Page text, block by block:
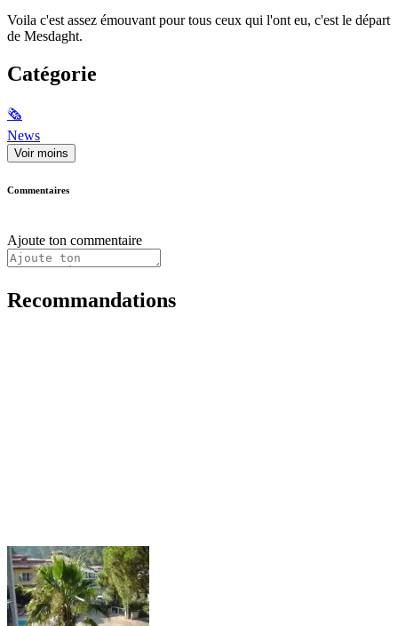
Voila c'est assez émouvant pour tous ceux qui l'ont eu, c'est le départ
de Mesdaght.
Catégorie
🗞
News
Voir moins
Commentaires
Ajoute ton commentaire
Recommandations